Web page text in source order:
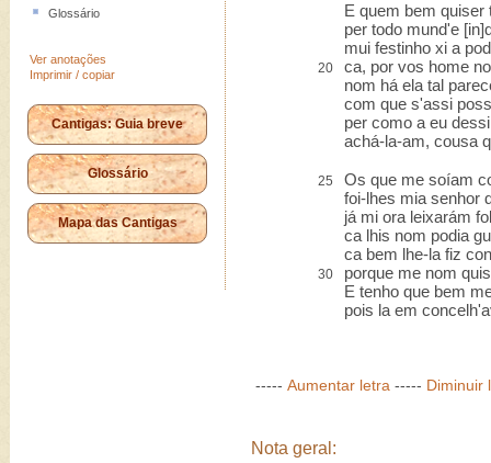
Glossário
Ver anotações
Imprimir / copiar
Cantigas: Guia breve
Glossário
Mapa das Cantigas
E quem bem quiser
per todo mund'e
mui festinho xi a
20
ca, por vos home
nom há ela tal
com que s'assi
per como a eu
achá-la-am, cousa
25
Os que me soíam
foi-lhes mia senhor
já mi ora leixarám
ca lhis nom podia
ca bem lhe-la fiz
30
porque me nom
E tenho que bem
pois la em
----- Aumentar letra ----- Diminuir
Nota geral: